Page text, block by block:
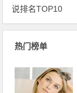
说排名TOP10
热门榜单